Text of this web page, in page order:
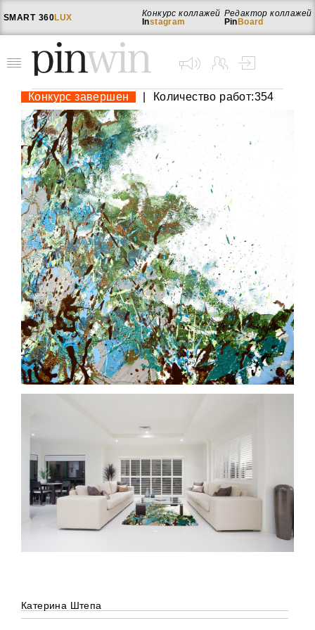
SMART 360LUX
Редактор коллажей
Pin Board
Конкурс коллажей
Instagram
Конкурс завершен Количество работ:354
Катерина Штепа